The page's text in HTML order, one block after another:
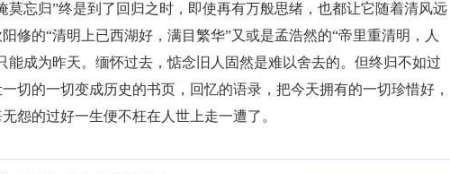
莫忘归”终是到了回归之时，即使再有万般思绪，也都让它随着清风远
修的“清明上已西湖好，满目繁华”又或是孟浩然的“帝里重清明，人
能成为昨天。缅怀过去，惦念旧人固然是难以舍去的。但终归不如过
切的一切变成历史的书页，回忆的语录，把今天拥有的一切珍惜好，
怨的过好一生便不枉在人世上走一遭了。